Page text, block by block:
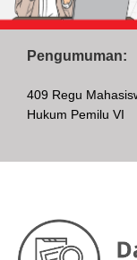
Pengumuman:
409 Regu
Hukum Pemilu VI